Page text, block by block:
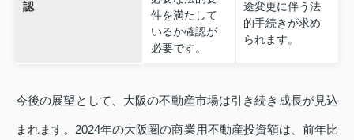
認
件を満たして
いるか確認が
必要です。
途変更に伴う法
的手続きが求め
られます。
今後の展望として、大阪の不動産市場は引き続き成長が見込
まれます。2024年の大阪圏の商業用不動産投資額は、前年比